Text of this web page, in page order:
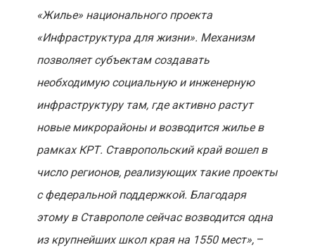
«Жилье» национального проекта
«Инфраструктура для жизни». Механизм
позволяет субъектам создавать
необходимую социальную и инженерную
инфраструктуру там, где активно растут
новые микрорайоны и возводится жилье в
рамках КРТ. Ставропольский край вошел в
число регионов, реализующих такие проекты
с федеральной поддержкой. Благодаря
этому в Ставрополе сейчас возводится одна
из крупнейших школ края на 1550 мест»,–